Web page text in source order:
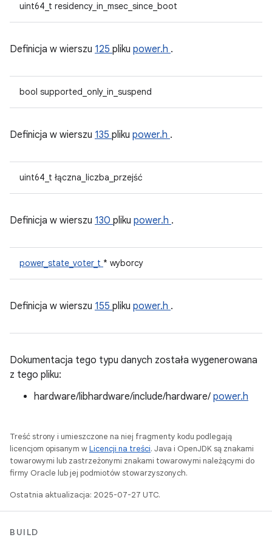
uint64_t residency_in_msec_since_boot
Definicja w wierszu 125 pliku power.h .
bool supported_only_in_suspend
Definicja w wierszu 135 pliku power.h .
uint64_t łączna_liczba_przejść
Definicja w wierszu 130 pliku power.h .
power_state_voter_t * wyborcy
Definicja w wierszu 155 pliku power.h .
Dokumentacja tego typu danych została wygenerowana
z tego pliku:
hardware/libhardware/include/hardware/ power.h
Treść strony i umieszczone na niej fragmenty kodu podlegają
licencjom opisanym wLicencji na treści. Java i OpenJDK są znakami
towarowymi lub zastrzeżonymi znakami towarowymi należącymi do
firmy Oracle lub jej podmiotów stowarzyszonych.
Ostatnia aktualizacja: 2025-07-27 UTC.
BUILD